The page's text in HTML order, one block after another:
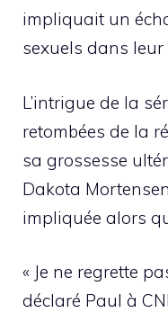
impliquait un
sexuels dans leur
L’intrigue de la
retombées de la
sa grossesse
Dakota
impliquée alors
« Je ne regrette
déclaré Paul à